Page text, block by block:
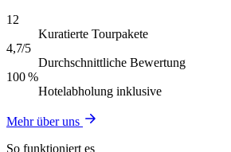
12
Kuratierte Tourpakete
4,7/5
Durchschnittliche Bewertung
100 %
Hotelabholung inklusive
Mehr über uns
So funktioniert es